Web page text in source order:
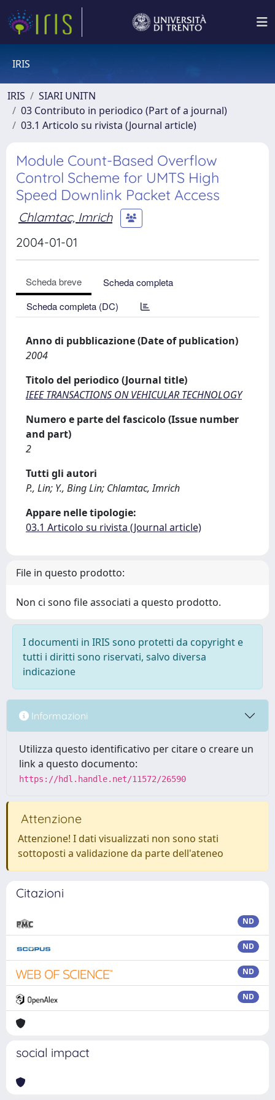
IRIS
IRIS
SIARI UNITN
03 Contributo in periodico (Part of a journal)
03.1 Articolo su rivista (Journal article)
Module Count-Based Overflow
Control Scheme for UMTS High
Speed Downlink Packet Access
Chlamtac, Imrich
2004-01-01
Scheda breve
Scheda completa
Scheda completa (DC)
Anno di pubblicazione (Date of publication)
2004
Titolo del periodico (Journal title)
IEEE TRANSACTIONS ON VEHICULAR TECHNOLOGY
Numero e parte del fascicolo (Issue number
and part)
2
Tutti gli autori
P., Lin; Y., Bing Lin; Chlamtac, Imrich
Appare nelle tipologie:
03.1 Articolo su rivista (Journal article)
File in questo prodotto:
Non ci sono file associati a questo prodotto.
I documenti in IRIS sono protetti da copyright e
tutti i diritti sono riservati, salvo diversa
indicazione
Informazioni
Utilizza questo identificativo per citare o creare un
link a questo documento:
https://hdl.handle.net/11572/26590
Attenzione
Attenzione! I dati visualizzati non sono stati
sottoposti a validazione da parte dell'ateneo
Citazioni
ND
ND
ND
ND
social impact